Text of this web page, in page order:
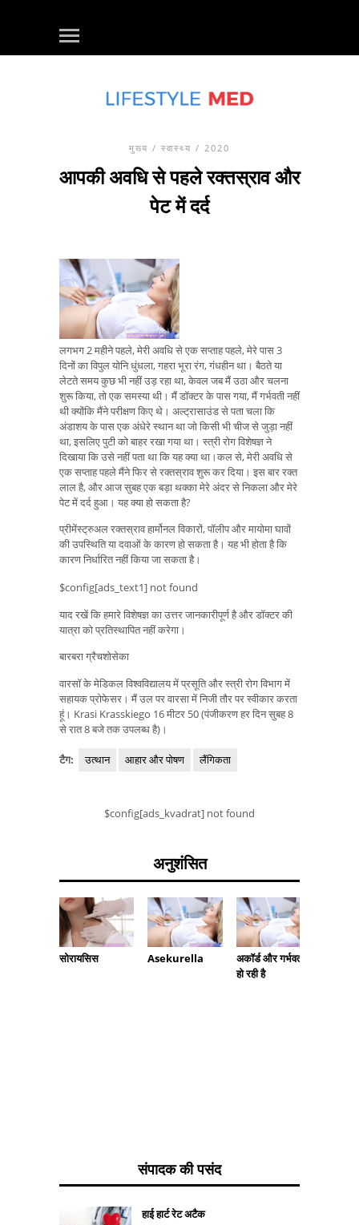
मुख्य / स्वास्थ्य / 2020
आपकी अवधि से पहले रक्तस्राव और
पेट में दर्द
लगभग 2 महीने पहले, मेरी अवधि से एक सप्ताह पहले, मेरे पास 3
दिनों का विपुल योनि धुंधला, गहरा भूरा रंग, गंधहीन था। बैठते या
लेटते समय कुछ भी नहीं उड़ रहा था, केवल जब मैं उठा और चलना
शुरू किया, तो एक समस्या थी। मैं डॉक्टर के पास गया, मैं गर्भवती नहीं
थी क्योंकि मैंने परीक्षण किए थे। अल्ट्रासाउंड से पता चला कि
अंडाशय के पास एक अंधेरे स्थान था जो किसी भी चीज से जुड़ा नहीं
था, इसलिए पुटी को बाहर रखा गया था। स्त्री रोग विशेषज्ञ ने
दिखाया कि उसे नहीं पता था कि यह क्या था।कल से, मेरी अवधि से
एक सप्ताह पहले मैंने फिर से रक्तस्राव शुरू कर दिया। इस बार रक्त
लाल है, और आज सुबह एक बड़ा थक्का मेरे अंदर से निकला और मेरे
पेट में दर्द हुआ। यह क्या हो सकता है?
प्रीमेंस्ट्रुअल रक्तस्राव हार्मोनल विकारों, पॉलीप और मायोमा घावों
की उपस्थिति या दवाओं के कारण हो सकता है। यह भी होता है कि
कारण निर्धारित नहीं किया जा सकता है।
$config[ads_text1] not found
याद रखें कि हमारे विशेषज्ञ का उत्तर जानकारीपूर्ण है और डॉक्टर की
यात्रा को प्रतिस्थापित नहीं करेगा।
बारबरा ग्रैचशोसेका
वारसॉ के मेडिकल विश्वविद्यालय में प्रसूति और स्त्री रोग विभाग में
सहायक प्रोफेसर। मैं उल पर वारसा में निजी तौर पर स्वीकार करता
हूं। Krasi Krasskiego 16 मीटर 50 (पंजीकरण हर दिन सुबह 8
से रात 8 बजे तक उपलब्ध है)।
टैग: उत्थान आहार और पोषण लैंगिकता
$config[ads_kvadrat] not found
अनुशंसित
सोरायसिस Asekurella
अकॉर्ड और गर्भवती
हो रही है
संपादक की पसंद
हाई हार्ट रेट अटैक